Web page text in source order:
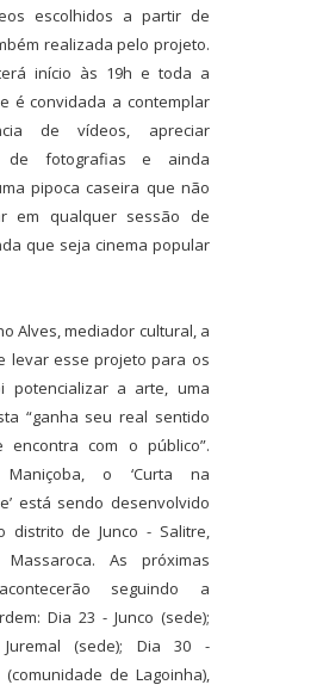
escolhidos a partir de
realizada pelo projeto.
início às 19h e toda a
é convidada a contemplar
de vídeos, apreciar
de fotografias e ainda
pipoca caseira que não
em qualquer sessão de
que seja cinema popular
Alves, mediador cultural, a
levar esse projeto para os
potencializar a arte, uma
“ganha seu real sentido
encontra com o público”.
o ‘Curta na
está sendo desenvolvido
distrito de Junco - Salitre,
Massaroca. As próximas
seguindo a
Dia 23 - Junco (sede);
(sede); Dia 30 -
(comunidade de Lagoinha),